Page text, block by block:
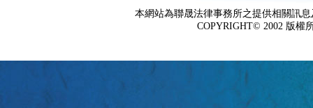
本網站為聯晟法律事務所之提供相關訊
COPYRIGHT© 2002 版權